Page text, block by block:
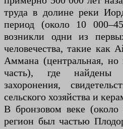
труда в долине реки
период (около 10
возникли одни из
человечества, такие как
Аммана (центральная, но
часть), где найдены
захоронения,
сельского хозяйства и
В бронзовом веке (около
регион был частью